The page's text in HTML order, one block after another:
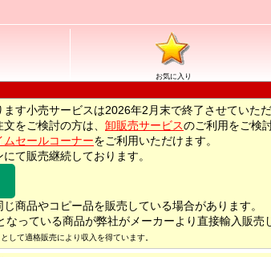
お気に入り
す小売サービスは2026年2月末で終了させていただ
をご検討の方は、 卸販売サービスのご利用をご検
ムセールコーナーをご利用いただけます。
て販売継続しております。
商品やコピー品を販売している場合があります。
なっている商品が弊社がメーカーより直接輸入販売
して適格販売により収入を得ています。